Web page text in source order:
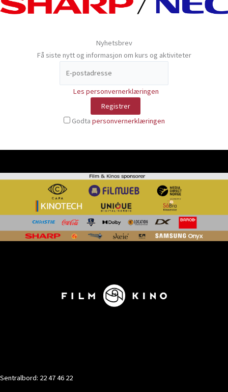
Nyhetsbrev
Få siste nytt og informasjon om kurs og aktiviteter
Les personvernerklæringen
Godta personvernerklæringen
Sentralbord: 22 47 46 22